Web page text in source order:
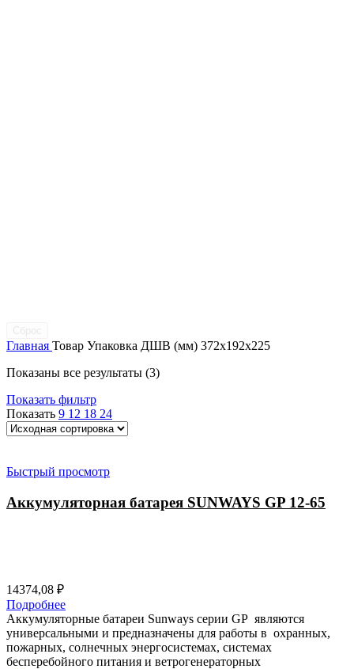
Главная Товар Упаковка ДШВ (мм) 372x192x225
Показаны все результаты (3)
Показать фильтр
Показать 9 12 18 24
Быстрый просмотр
Аккумуляторная батарея SUNWAYS GP 12-65
14374,08 ₽
Подробнее
Аккумуляторные батареи Sunways серии GP являются
универсальными и предназначены для работы в охранных,
пожарных, солнечных энергосистемах, системах
бесперебойного питания и ветрогенераторных